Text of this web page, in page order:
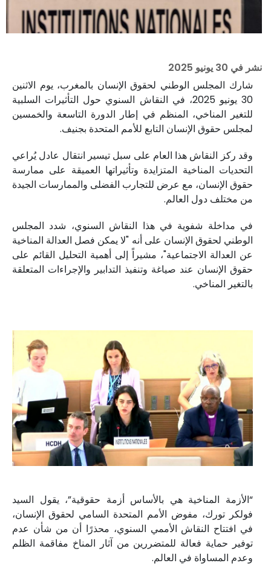
نشر في 30 يونيو 2025
شارك المجلس الوطني لحقوق الإنسان بالمغرب، يوم الاثنين
30 يونيو 2025، في النقاش السنوي حول التأثيرات السلبية
للتغير المناخي، المنظم في إطار الدورة التاسعة والخمسين
لمجلس حقوق الإنسان التابع للأمم المتحدة بجنيف.
وقد ركز النقاش هذا العام على سبل تيسير انتقال عادل يُراعي
التحديات المناخية المتزايدة وتأثيراتها العميقة على ممارسة
حقوق الإنسان، مع عرض للتجارب الفضلى والممارسات الجيدة
من مختلف دول العالم.
في مداخلة شفوية في هذا النقاش السنوي، شدد المجلس
الوطني لحقوق الإنسان على أنه "لا يمكن فصل العدالة المناخية
عن العدالة الاجتماعية"، مشيراً إلى أهمية التحليل القائم على
حقوق الإنسان عند صياغة وتنفيذ التدابير والإجراءات المتعلقة
بالتغير المناخي.
“الأزمة المناخية هي بالأساس أزمة حقوقية”، يقول السيد
فولكر تورك، مفوض الأمم المتحدة السامي لحقوق الإنسان،
في افتتاح النقاش الأممي السنوي، محذرًا أن من شأن عدم
توفير حماية فعالة للمتضررين من آثار المناخ مفاقمة الظلم
وعدم المساواة في العالم.